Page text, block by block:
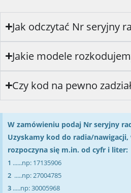
Jak odczytać Nr seryjny
Jakie modele
Czy kod na pewno
W zamówieniu podaj Nr seryjny
Uzyskamy kod do radia/
rozpoczyna się m.in. od cyfr i liter:
1 ......np: 17135906
2 .....np: 27004785
3 .....np: 30005968